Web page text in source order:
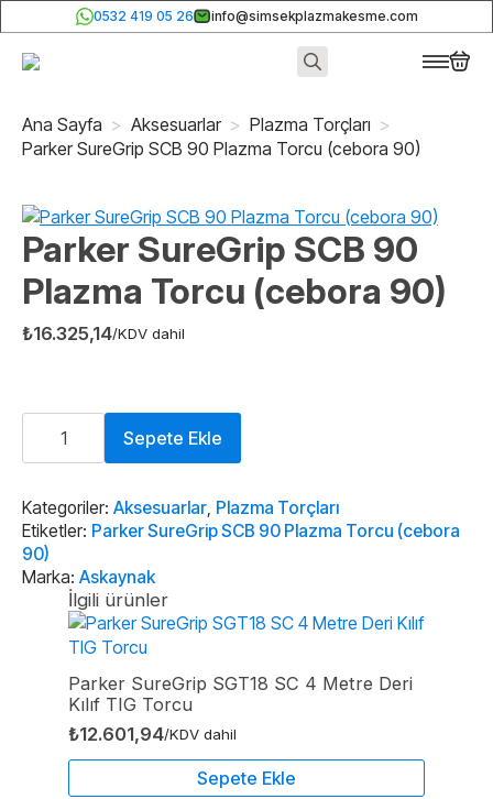
0532 419 05 26 info@simsekplazmakesme.com
for:
Ana Sayfa Aksesuarlar
Plazma Torçları
Parker SureGrip SCB 90 Plazma Torcu (cebora 90)
Parker SureGrip SCB 90
Plazma Torcu (cebora 90)
₺16.325,14/KDV dahil
Parker
SureGrip
SCB
Torcu
(cebora
90)
adet
Sepete Ekle
Kategoriler: Aksesuarlar, Plazma Torçları
Etiketler: Parker SureGrip SCB 90 Plazma Torcu (cebora
90)
Marka: Askaynak
İlgili ürünler
Parker SureGrip SGT18 SC 4 Metre Deri
Kılıf TIG Torcu
₺12.601,94/KDV dahil
Sepete Ekle